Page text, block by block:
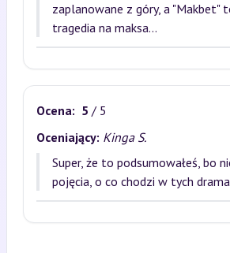
zaplanowane z góry, a "Makbet"
tragedia na maksa...
Ocena: 5 / 5
Oceniający: Kinga S.
Super, że to podsumowałeś, bo
pojęcia, o co chodzi w tych